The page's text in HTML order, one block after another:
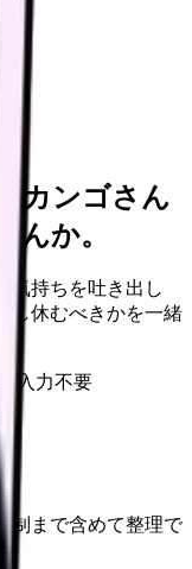
と
カンゴさん
んか。
気持ちを吐き出し
し休むべきかを一緒
入力不要
制まで含めて整理で